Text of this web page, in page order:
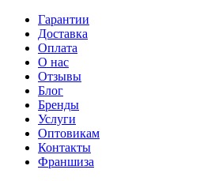
Гарантии
Доставка
Оплата
О нас
Отзывы
Блог
Бренды
Услуги
Оптовикам
Контакты
Франшиза